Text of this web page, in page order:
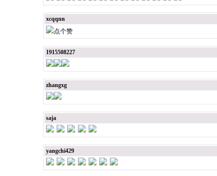
xcqqnn
点个赞
1915508227
zhangxg
saja
yangchi429